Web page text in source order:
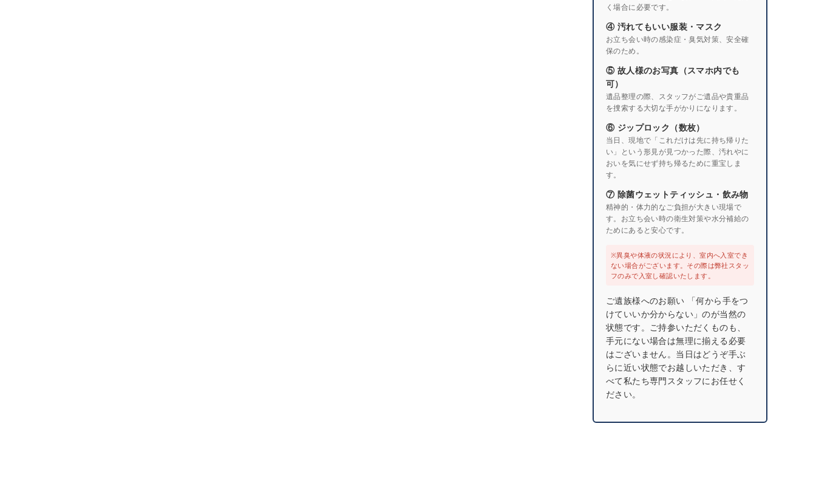
く場合に必要です。
④ 汚れてもいい服装・マスク
お立ち会い時の感染症・臭気対策、安全確
保のため。
⑤ 故人様のお写真（スマホ内でも
可）
遺品整理の際、スタッフがご遺品や貴重品
を捜索する大切な手がかりになります。
⑥ ジップロック（数枚）
当日、現地で「これだけは先に持ち帰りた
い」という形見が見つかった際、汚れやに
おいを気にせず持ち帰るために重宝しま
す。
⑦ 除菌ウェットティッシュ・飲み物
精神的・体力的なご負担が大きい現場で
す。お立ち会い時の衛生対策や水分補給の
ためにあると安心です。
※異臭や体液の状況により、室内へ入室でき
ない場合がございます。その際は弊社スタッ
フのみで入室し確認いたします。
ご遺族様へのお願い 「何から手をつ
けていいか分からない」のが当然の
状態です。ご持参いただくものも、
手元にない場合は無理に揃える必要
はございません。当日はどうぞ手ぶ
らに近い状態でお越しいただき、す
べて私たち専門スタッフにお任せく
ださい。